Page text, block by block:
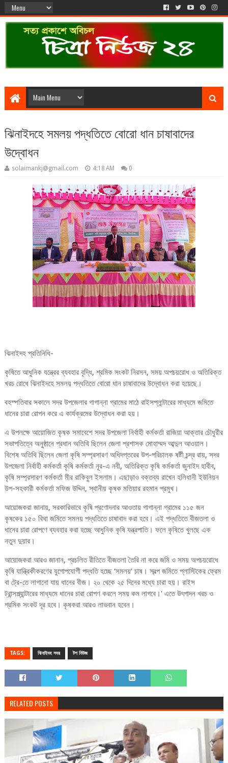
ঝিনাইদহে সমলয় পদ্ধতিতে বোরো ধান চাষাবাদের
উদ্বোধন
solaimankj@gmail.com 4:18 AM 0
ঝিনাইদহ প্রতিনিধি-
কৃষিতে আধুনিক যন্ত্রের ব্যবহার বৃদ্ধি, শ্রমিক সংকট নিরসন, সময় অপচয়রোধ ও অতিরিক্ত
খরচ রোধে ঝিনাইদহে সমলয় পদ্ধতিতে বোরো ধান চাষাবাদের উদ্বোধন করা হয়েছে।
বহস্পতিবার সকালে সদর উপজেলার গাগান্না গ্রামের মাঠে রাইসপ্লান্টারের মাধ্যমে জমিতে
ধানের চারা রোপন করে এ কার্যক্রমের উদ্বোধন করা হয়।
এ উপলক্ষে আয়োজিত কৃষক সমাবেশে সদর উপজেলা নির্বাহী কর্মকর্তা রাজিয়া আক্তার চৌধুরীর
সভাপতিত্বে অনুষ্ঠানে প্রধান অতিথি ছিলেন জেলা প্রশাসক মোহাম্মদ আব্দুল আওয়াল।
বিশেষ অতিথি ছিলেন জেলা কৃষি সম্প্রসারণ অধিদপ্তরের উপ-পরিচালক ষষ্টী চন্দ্র রায়, সদর
উপজেলা নির্বাহী কর্মকর্তা কৃষি কর্মকর্তা নূর-এ নবী, অতিরিক্ত কৃষি কর্মকর্তা জুনাইদ হাবীব,
কৃষি সম্প্রসারণ কর্মকর্তা মীর রাকিবুল ইসলাম। এছাড়াও বক্তব্য রাখেন হলিধানী ইউনিয়ন
উপ-সহকারী কর্মকর্তা মফিজ উদ্দিন, স্থানীয় কৃষক মতিয়ার রহমান প্রমুখ।
আয়োজকরা জানায়, সরকারিভাবে কৃষি প্রণোদনার আওতায় গাগান্না গ্রামের ১১৫ জন
কৃষকের ১৫০ বিঘা জমিতে সমলয় পদ্ধতিতে চাষাবাদ করা হবে। এই পদ্ধতিতে বীজতলা ও
ধানের চারা রোপণে ব্যবহার করা হচ্ছে আধুনিক কৃষি যন্ত্রপাতি। ফলে কৃষিতে খুলছে এক
নতুন দুয়ার।
আয়োজকরা আরও জানান, প্রচলিত রীতিতে বীজতলা তৈরি না করে জমি ও সময় অপচয়রোধে
কৃষি যান্ত্রিকীকরণের যুগোপযোগী পদ্ধতি হচ্ছে ‘সমলয়’ চাষ। স্বল্প জমিতে প্লাস্টিকের ফ্রেম
বা ট্রে-তে লাগানো যায় ধানের বীজ। ২০ থেকে ২৫ দিনের মধ্যে চারা হয়। রাইস
ট্রান্সপ্ল্যান্টারের মাধ্যমে ধানের চারা রোপণ করলে সময় কম লাগবে।' এতে উৎপাদন খরচ ও
শ্রমিক সংকট দূর হবে। কৃষকরা আরও লাভবান হবেন।
TAGS: ঝিনাইদহ সদর টপ নিউজ
RELATED POSTS